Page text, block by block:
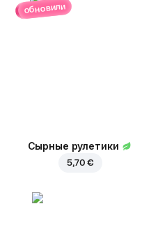
обновили
Сырные рулетики
5,70 €